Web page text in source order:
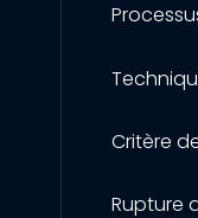
Critère
Rupture